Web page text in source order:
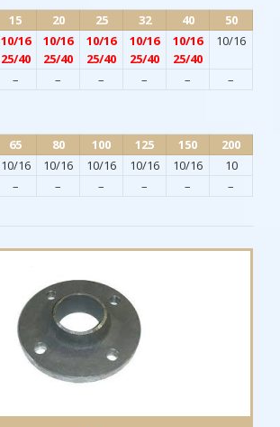
15 20 25 32 40
50
10/16
25/40
10/16
25/40
10/16
25/40
10/16
25/40
10/16
25/40
10/16
– – – – – –
65 80 100 125 150
200
10/16 10/16 10/16 10/16 10/16
10
– – – – – –